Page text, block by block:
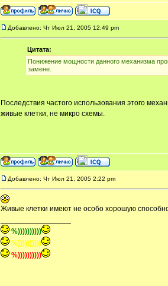
Добавлено: Чт Июл 21, 2005 12:49 pm
Цитата:
Понижение мощности данного механизма
замене.
Последствия частого использования этого
живые клетки, не микро схемы.
Добавлено: Чт Июл 21, 2005 2:22 pm
Живые клетки имеют не особо хорошую
%))))))))))
%))))))))))
%))))))))))